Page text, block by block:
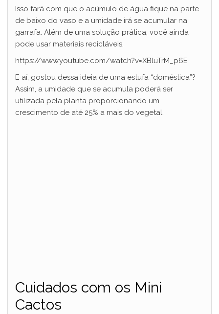
Isso fará com que o acúmulo de água fique na parte
de baixo do vaso e a umidade irá se acumular na
garrafa. Além de uma solução prática, você ainda
pode usar materiais recicláveis.
https://www.youtube.com/watch?v=XBluTrM_p6E
E aí, gostou dessa ideia de uma estufa “doméstica”?
Assim, a umidade que se acumula poderá ser
utilizada pela planta proporcionando um
crescimento de até 25% a mais do vegetal.
Cuidados com os Mini
Cactos